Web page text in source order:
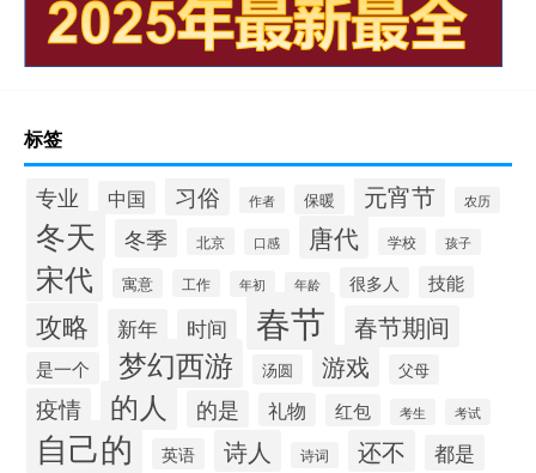
标签
专业 中国 习俗 作者 保暖 元宵节 农历
冬天 冬季 北京 口感 唐代 学校 孩子
宋代 寓意 工作 年初 年龄 很多人 技能
攻略 新年 时间 春节 春节期间
是一个 梦幻西游 汤圆 游戏 父母
疫情 的人 的是 礼物 红包 考生 考试
自己的 英语 诗人 诗词 还不 都是